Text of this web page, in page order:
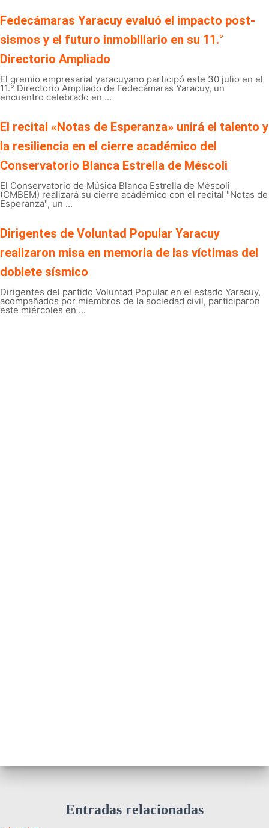
Fedecámaras Yaracuy evaluó el impacto post-
sismos y el futuro inmobiliario en su 11.°
Directorio Ampliado
El gremio empresarial yaracuyano participó este 30 julio en el
11.° Directorio Ampliado de Fedecámaras Yaracuy, un
encuentro celebrado en ...
El recital «Notas de Esperanza» unirá el talento y
la resiliencia en el cierre académico del
Conservatorio Blanca Estrella de Méscoli
El Conservatorio de Música Blanca Estrella de Méscoli
(CMBEM) realizará su cierre académico con el recital "Notas de
Esperanza", un ...
Dirigentes de Voluntad Popular Yaracuy
realizaron misa en memoria de las víctimas del
doblete sísmico
Dirigentes del partido Voluntad Popular en el estado Yaracuy,
acompañados por miembros de la sociedad civil, participaron
este miércoles en ...
Entradas relacionadas